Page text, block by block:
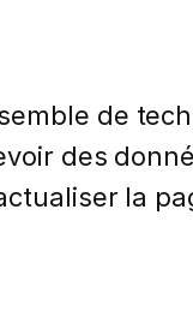
de
des
la